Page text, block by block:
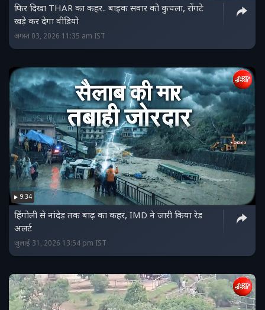
फिर दिखा THAR का कहर.. बाइक सवार को कुचला, रोंगटे
खड़े कर देगा वीडियो
अगस्त 03, 2026 11:35 am IST
9:34
हिंगोली से नांदेड़ तक बाढ़ का कहर, IMD ने जारी किया रेड
अलर्ट
जुलाई 31, 2026 13:54 pm IST